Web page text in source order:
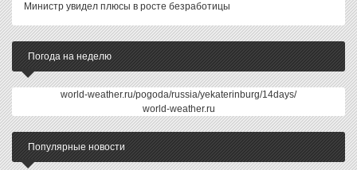
Министр увидел плюсы в росте безработицы
Погода на неделю
world-weather.ru/pogoda/russia/yekaterinburg/14days/
world-weather.ru
Популярные новости